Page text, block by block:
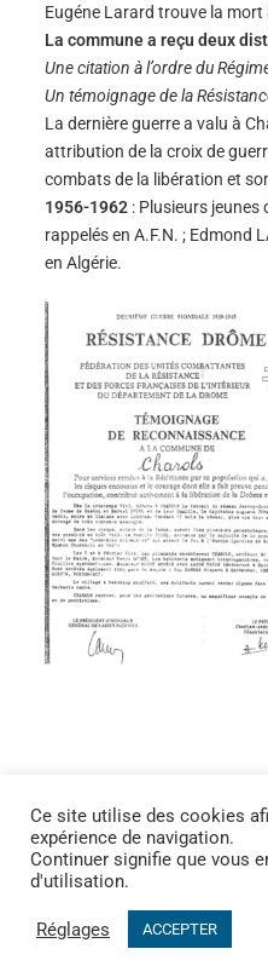
Eugéne Larard trouve la mort
La commune a reçu deux
Une citation à l’ordre du
Un témoignage de la
La dernière guerre a valu à
attribution de la croix de
combats de la libération et
1956-1962 : Plusieurs jeunes
rappelés en A.F.N. ; Edmond
en Algérie.
MAIRIE DE CHAROLS - 5 Place
Ce site utilise des cookies
expérience de navigation.
Continuer signifie que vous
d'utilisation.
Réglages ACCEPTER